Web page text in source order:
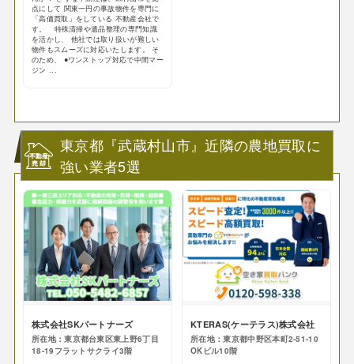
点にして 関東一円の事故物件を専門に
「高価買取」をしている 不動産会社で
す。 特殊清掃や遺品整理の専門知識
を活かし、 他社では取り扱いが難しい
物件もスムーズに対応いたします。 そ
のため、 ●ワンストップ対応で中間マー
ジン ...
東京都『武蔵村山市』近隣の農地買取に
強い業者5選
株式会社SKパートナーズ
所在地：東京都台東区東上野6丁目
18-19フラットサクライ3階
KTERAS(ケーテラス)株式会社
所在地：東京都中野区本町2-51-10
OKビル10階